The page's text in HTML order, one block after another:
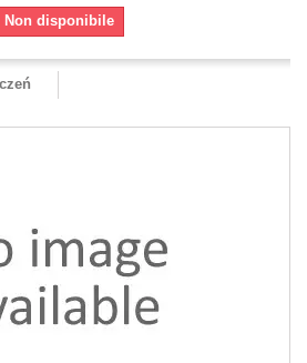
Non disponibile